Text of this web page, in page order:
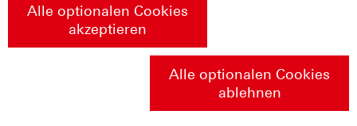
Alle optionalen Cookies
akzeptieren
Alle optionalen Cookies
ablehnen